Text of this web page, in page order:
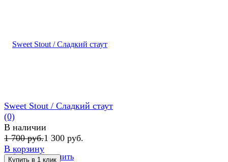
избранное сравнить
Sweet Stout / Сладкий стаут
(0)
В наличии
1 700 руб.1 300 руб.
В корзину